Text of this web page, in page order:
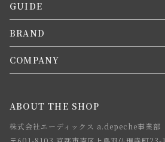
マイページ
新規会員登録
会員規約について
GUIDE
お買い物ガイド
会員登録について
お支払方法について
お届けについて
BRAND
コンセプト
webカタログ
COMPANY
求人情報
ABOUT THE SHOP
株式会社エーディックス a.depeche事業部